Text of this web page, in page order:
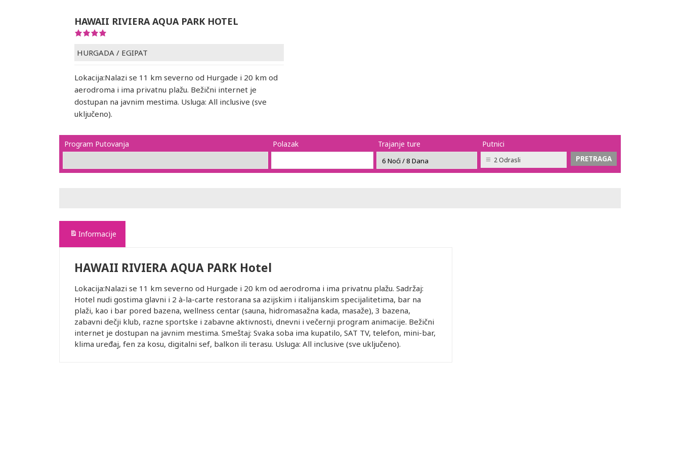
HAWAII RIVIERA AQUA PARK HOTEL
HURGADA / EGIPAT
Lokacija:Nalazi se 11 km severno od Hurgade i 20 km od
aerodroma i ima privatnu plažu. Bežični internet je
dostupan na javnim mestima. Usluga: All inclusive (sve
uključeno).
Program Putovanja Polazak Trajanje ture Putnici
2 Odrasli
Informacije
HAWAII RIVIERA AQUA PARK Hotel
Lokacija:Nalazi se 11 km severno od Hurgade i 20 km od aerodroma i ima privatnu plažu. Sadržaj:
Hotel nudi gostima glavni i 2 à-la-carte restorana sa azijskim i italijanskim specijalitetima, bar na
plaži, kao i bar pored bazena, wellness centar (sauna, hidromasažna kada, masaže), 3 bazena,
zabavni dečji klub, razne sportske i zabavne aktivnosti, dnevni i večernji program animacije. Bežični
internet je dostupan na javnim mestima. Smeštaj: Svaka soba ima kupatilo, SAT TV, telefon, mini-bar,
klima uređaj, fen za kosu, digitalni sef, balkon ili terasu. Usluga: All inclusive (sve uključeno).